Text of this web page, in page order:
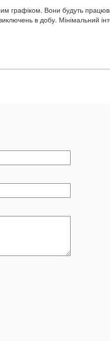
графіком. Вони будуть
в добу. Мінімальний